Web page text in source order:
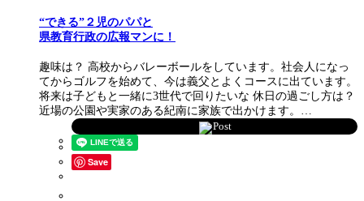
“できる”２児のパパと
県教育行政の広報マンに！
趣味は？ 高校からバレーボールをしています。社会人になっ
てからゴルフを始めて、今は義父とよくコースに出ています。
将来は子どもと一緒に3世代で回りたいな 休日の過ごし方は？
近場の公園や実家のある紀南に家族で出かけます。…
Post
Save